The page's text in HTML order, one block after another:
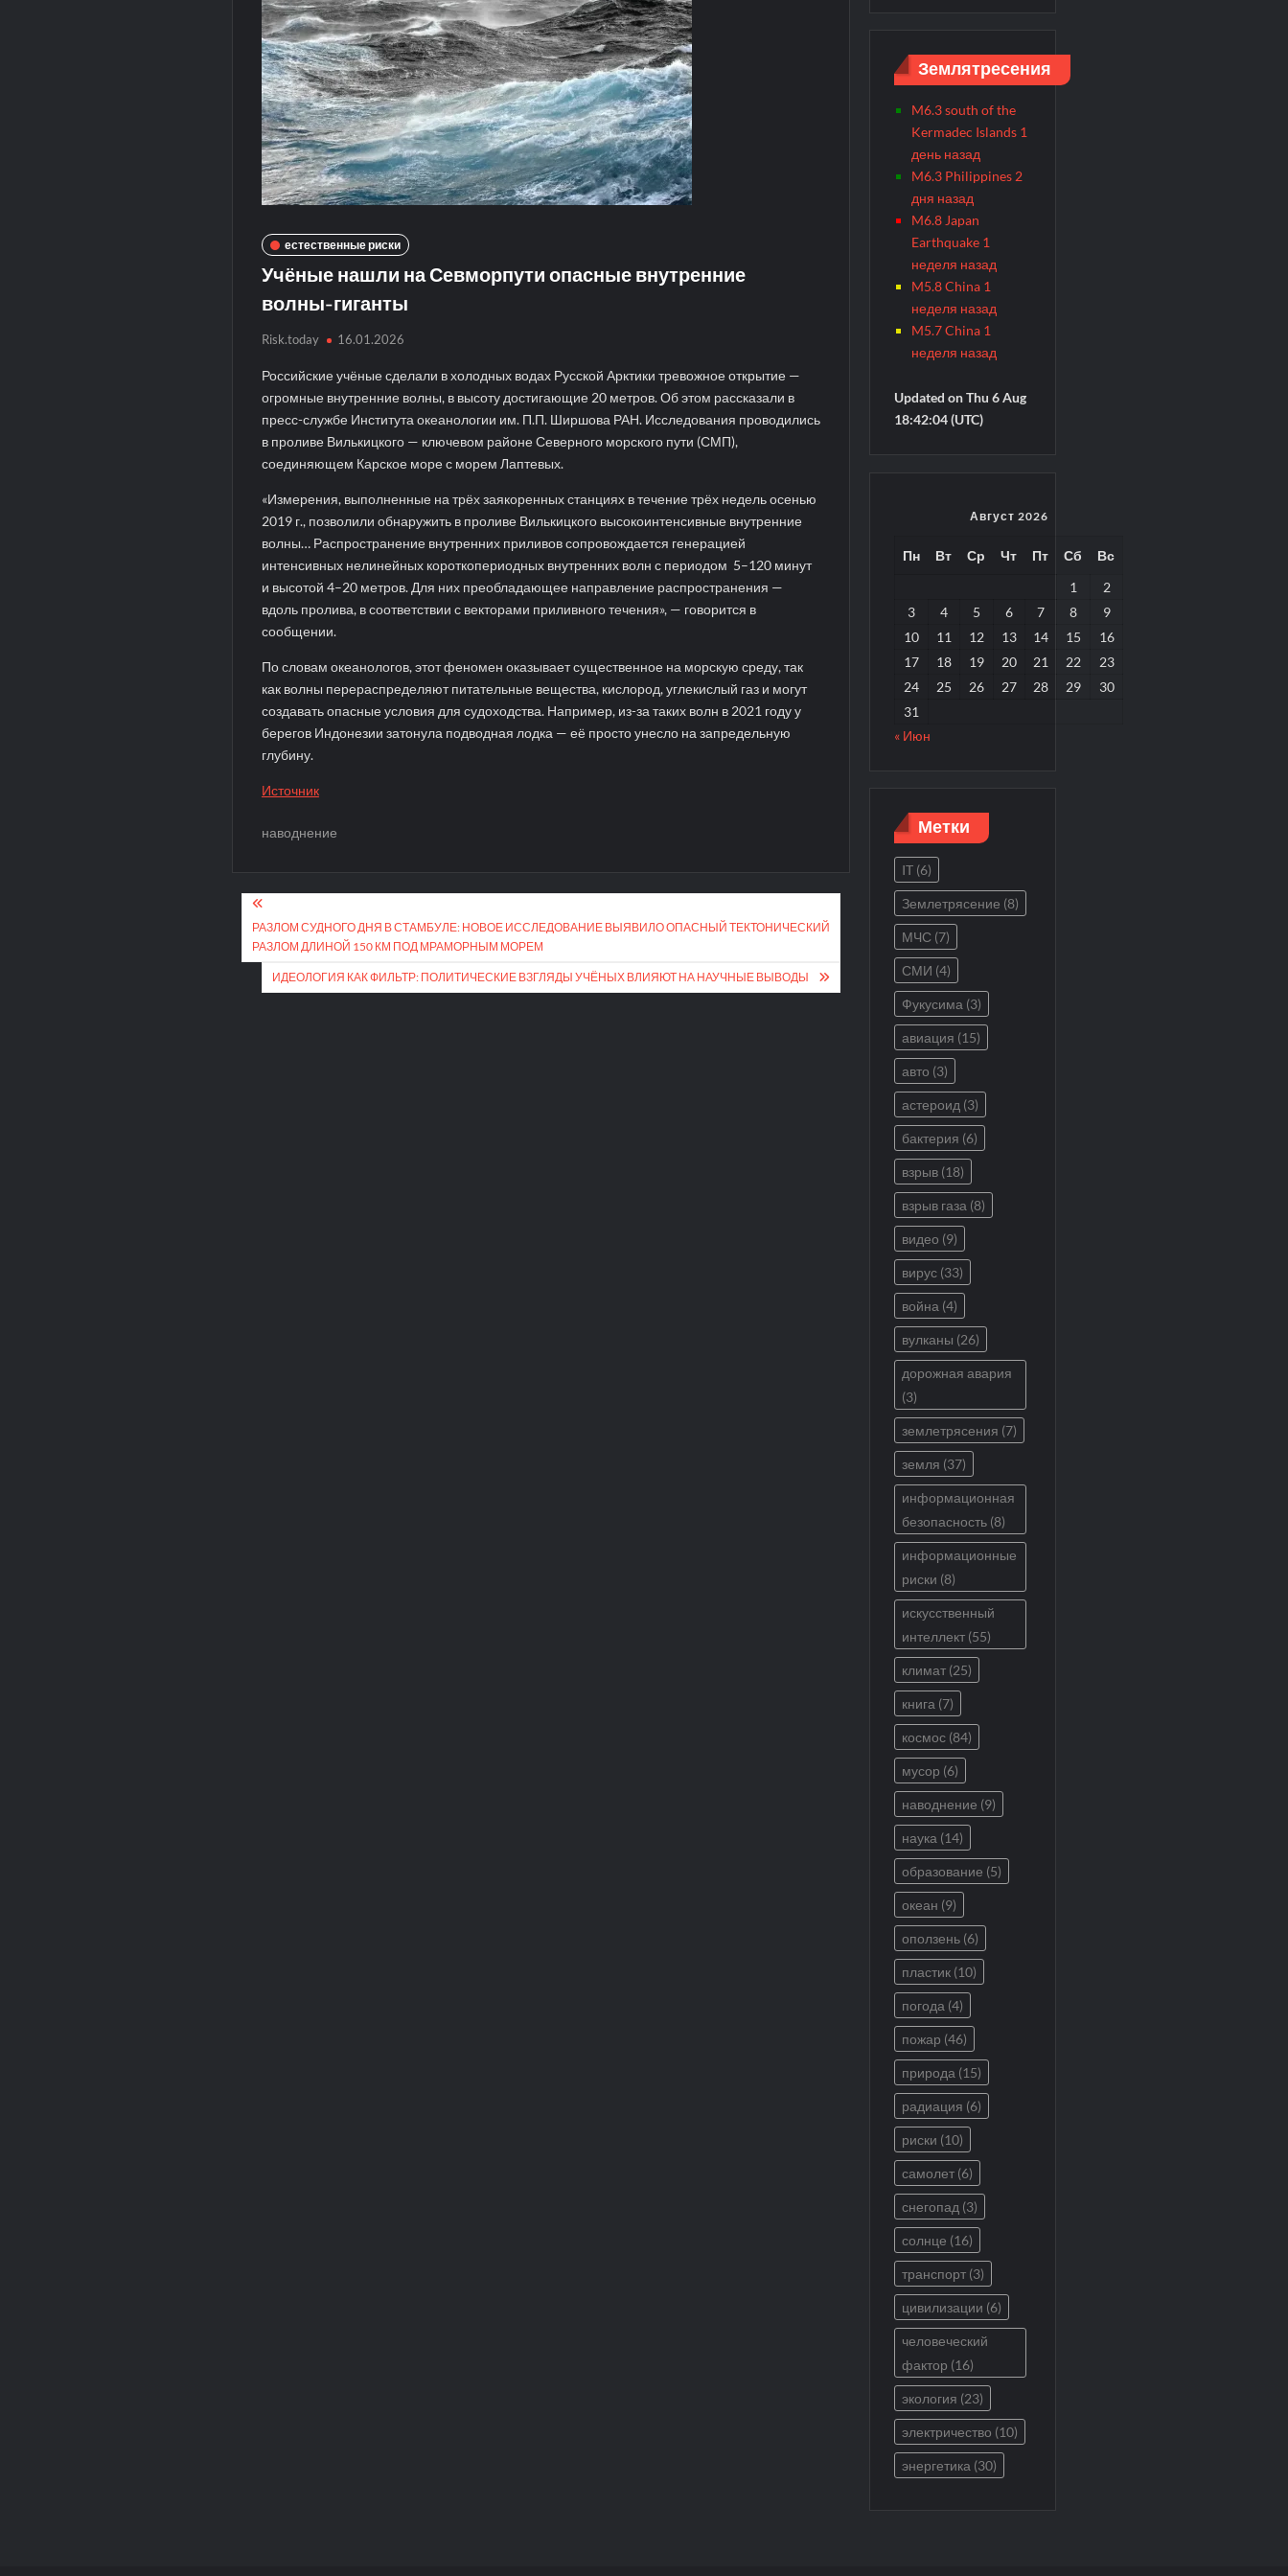
естественные риски
Учёные нашли на Севморпути опасные внутренние
волны-гиганты
Risk.today 16.01.2026
Российские учёные сделали в холодных водах Русской Арктики тревожное открытие —
огромные внутренние волны, в высоту достигающие 20 метров. Об этом рассказали в
пресс-службе Института океанологии им. П.П. Ширшова РАН. Исследования проводились
в проливе Вилькицкого — ключевом районе Северного морского пути (СМП),
соединяющем Карское море с морем Лаптевых.
«Измерения, выполненные на трёх заякоренных станциях в течение трёх недель осенью
2019 г., позволили обнаружить в проливе Вилькицкого высокоинтенсивные внутренние
волны… Распространение внутренних приливов сопровождается генерацией
интенсивных нелинейных короткопериодных внутренних волн с периодом 5–120 минут
и высотой 4–20 метров. Для них преобладающее направление распространения —
вдоль пролива, в соответствии с векторами приливного течения», — говорится в
сообщении.
По словам океанологов, этот феномен оказывает существенное на морскую среду, так
как волны перераспределяют питательные вещества, кислород, углекислый газ и могут
создавать опасные условия для судоходства. Например, из-за таких волн в 2021 году у
берегов Индонезии затонула подводная лодка — её просто унесло на запредельную
глубину.
Источник
наводнение
Навигация
по
записям
РАЗЛОМ СУДНОГО ДНЯ В СТАМБУЛЕ: НОВОЕ ИССЛЕДОВАНИЕ ВЫЯВИЛО ОПАСНЫЙ ТЕКТОНИЧЕСКИЙ
РАЗЛОМ ДЛИНОЙ 150 КМ ПОД МРАМОРНЫМ МОРЕМ
ИДЕОЛОГИЯ КАК ФИЛЬТР: ПОЛИТИЧЕСКИЕ ВЗГЛЯДЫ УЧЁНЫХ ВЛИЯЮТ НА НАУЧНЫЕ ВЫВОДЫ
Землятресения
M6.3 south of the
Kermadec Islands 1
день назад
M6.3 Philippines 2
дня назад
M6.8 Japan
Earthquake 1
неделя назад
M5.8 China 1
неделя назад
M5.7 China 1
неделя назад
Updated on Thu 6 Aug
18:42:04 (UTC)
Август 2026
Пн Вт Ср Чт Пт Сб
Вс
1
2
3
4 5 6 7 8
9
10
11 12 13 14 15
16
17
18 19 20 21 22
23
24
25 26 27 28 29
30
31
« Июн
Метки
IT (6)
Землетрясение (8)
МЧС (7)
СМИ (4)
Фукусима (3)
авиация (15)
авто (3)
астероид (3)
бактерия (6)
взрыв (18)
взрыв газа (8)
видео (9)
вирус (33)
война (4)
вулканы (26)
дорожная авария
(3)
землетрясения (7)
земля (37)
информационная
безопасность (8)
информационные
риски (8)
искусственный
интеллект (55)
климат (25)
книга (7)
космос (84)
мусор (6)
наводнение (9)
наука (14)
образование (5)
океан (9)
оползень (6)
пластик (10)
погода (4)
пожар (46)
природа (15)
радиация (6)
риски (10)
самолет (6)
снегопад (3)
солнце (16)
транспорт (3)
цивилизации (6)
человеческий
фактор (16)
экология (23)
электричество (10)
энергетика (30)